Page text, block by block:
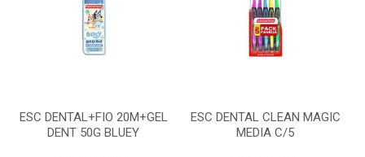
ESC DENTAL+FIO 20M+GEL
DENT 50G BLUEY
ESC DENTAL CLEAN MAGIC
MEDIA C/5